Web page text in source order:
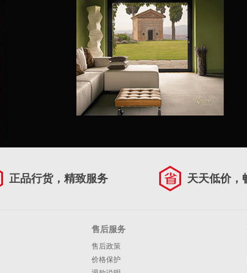
正品行货，精致服务 天天低价，
售后服务
售后政策
价格保护